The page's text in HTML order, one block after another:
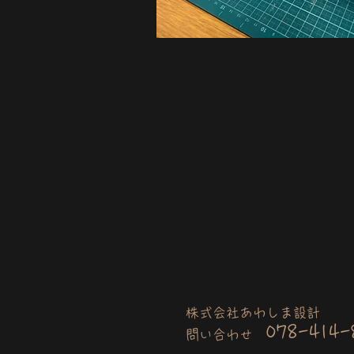
株式会社あわしま設計
問い合わせ 078-414-